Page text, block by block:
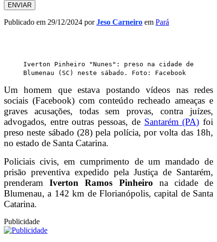
ENVIAR
Publicado em 29/12/2024 porJeso Carneiro em Pará
Iverton Pinheiro "Nunes": preso na cidade de
Blumenau (SC) neste sábado. Foto: Facebook
Um homem que estava postando vídeos nas redes
sociais (Facebook) com conteúdo recheado ameaças e
graves acusações, todas sem provas, contra juízes,
advogados, entre outras pessoas, de Santarém (PA) foi
preso neste sábado (28) pela polícia, por volta das 18h,
no estado de Santa Catarina.
Policiais civis, em cumprimento de um mandado de
prisão preventiva expedido pela Justiça de Santarém,
prenderamIverton Ramos Pinheiro na cidade de
Blumenau, a 142 km de Florianópolis, capital de Santa
Catarina.
Publicidade